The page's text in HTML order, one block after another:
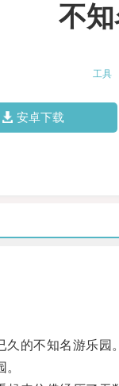
不
工具
安卓下载
的不知名游乐园。